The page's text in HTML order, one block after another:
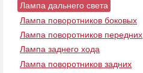
Лампа дальнего света
Лампа поворотников боковых
Лампа поворотников передних
Лампа заднего хода
Лампа поворотников задних